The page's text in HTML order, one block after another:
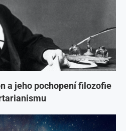
a jeho pochopení filozofie